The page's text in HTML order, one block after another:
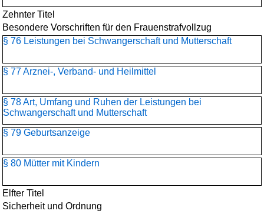
Zehnter Titel
Besondere Vorschriften für den Frauenstrafvollzug
§ 76 Leistungen bei Schwangerschaft und Mutterschaft
§ 77 Arznei-, Verband- und Heilmittel
§ 78 Art, Umfang und Ruhen der Leistungen bei
Schwangerschaft und Mutterschaft
§ 79 Geburtsanzeige
§ 80 Mütter mit Kindern
Elfter Titel
Sicherheit und Ordnung